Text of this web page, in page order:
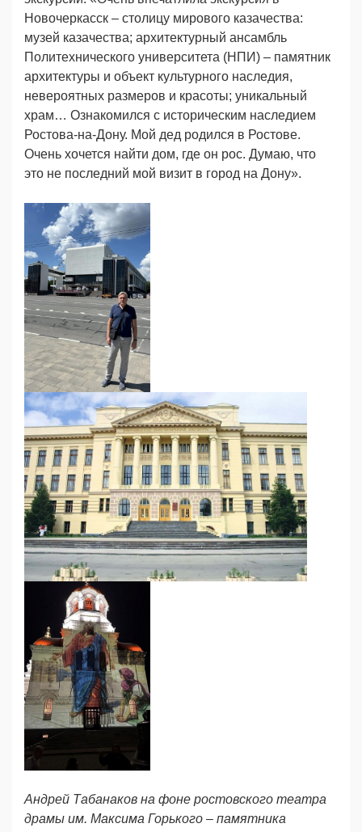
Новочеркасск – столицу мирового казачества:
музей казачества; архитектурный ансамбль
Политехнического университета (НПИ) – памятник
архитектуры и объект культурного наследия,
невероятных размеров и красоты; уникальный
храм… Ознакомился с историческим наследием
Ростова-на-Дону. Мой дед родился в Ростове.
Очень хочется найти дом, где он рос. Думаю, что
это не последний мой визит в город на Дону».
Андрей Табанаков на фоне ростовского театра
драмы им. Максима Горького – памятника